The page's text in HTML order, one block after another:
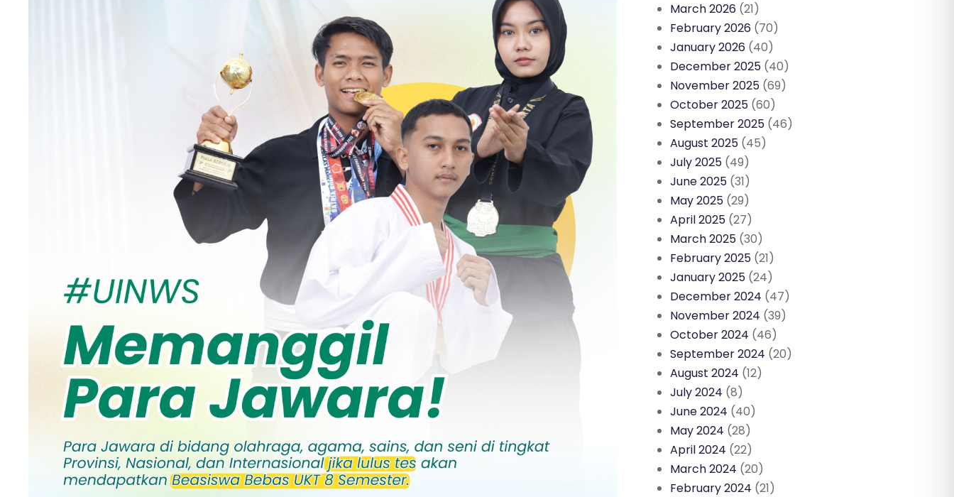
March 2026 (21)
February 2026 (70)
January 2026 (40)
December 2025 (40)
November 2025 (69)
October 2025 (60)
September 2025 (46)
August 2025 (45)
July 2025 (49)
June 2025 (31)
May 2025 (29)
April 2025 (27)
March 2025 (30)
February 2025 (21)
January 2025 (24)
December 2024 (47)
November 2024 (39)
October 2024 (46)
September 2024 (20)
August 2024 (12)
July 2024 (8)
June 2024 (40)
May 2024 (28)
April 2024 (22)
March 2024 (20)
February 2024 (21)